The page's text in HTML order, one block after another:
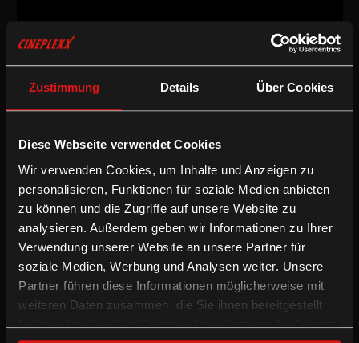
Zustimmung Details Über Cookies
Diese Webseite verwendet Cookies
Wir verwenden Cookies, um Inhalte und Anzeigen zu
personalisieren, Funktionen für soziale Medien anbieten
zu können und die Zugriffe auf unsere Website zu
analysieren. Außerdem geben wir Informationen zu Ihrer
Verwendung unserer Website an unsere Partner für
soziale Medien, Werbung und Analysen weiter. Unsere
Partner führen diese Informationen möglicherweise mit
weiteren Daten zusammen, die Sie ihnen bereitgestellt
haben oder die sie im Rahmen Ihrer Nutzung der Dienste
Dokumentarfilm
90min
AT
Regie:
Nicole Scherg
Kamera:Nicole Scherg
Schnitt:Christoph Loidl
Besetzung:
Heinrich Staudinger, Sylvia Kislinger
Dokumentarfilm
Das Leben ist keine Generalprobe beobachtet die Umsetzung
einer Idee von einem besonderen Unternehmen, der
„Waldviertler“-Schuhfabrik, in einer der prekärsten Regionen
Österreichs, dem nördlichen Waldviertel. Wie lassen sich die